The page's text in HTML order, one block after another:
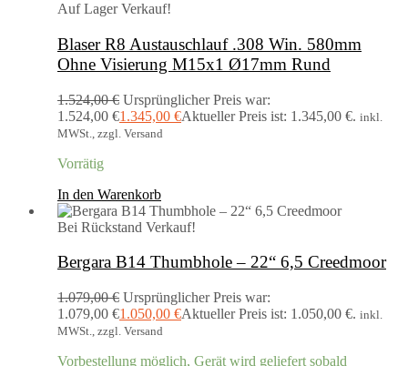
Auf Lager Verkauf!
Blaser R8 Austauschlauf .308 Win. 580mm
Ohne Visierung M15x1 Ø17mm Rund
1.524,00€ Ursprünglicher Preis war:
1.524,00 €1.345,00 €Aktueller Preis ist: 1.345,00 €. inkl.
MWSt., zzgl. Versand
Vorrätig
In den Warenkorb
Bei Rückstand Verkauf!
Bergara B14 Thumbhole – 22“ 6,5 Creedmoor
1.079,00€ Ursprünglicher Preis war:
1.079,00 €1.050,00 €Aktueller Preis ist: 1.050,00 €. inkl.
MWSt., zzgl. Versand
Vorbestellung möglich, Gerät wird geliefert sobald